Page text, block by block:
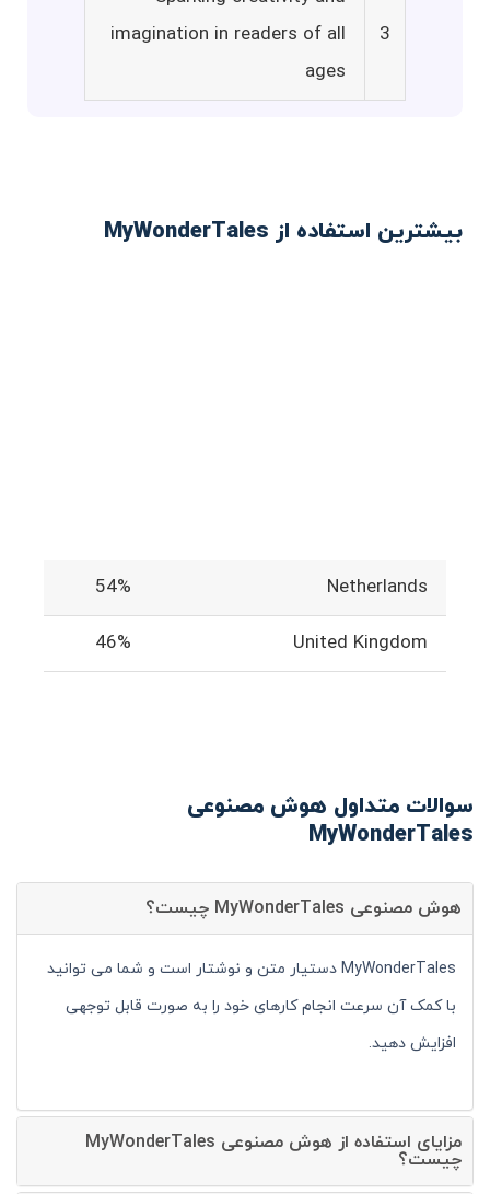
3
imagination in readers of all
ages
بیشترین استفاده از MyWonderTales
Netherlands
54%
United Kingdom
46%
سوالات متداول هوش مصنوعی
MyWonderTales
هوش مصنوعی MyWonderTales چیست؟
MyWonderTales دستیار متن و نوشتار است و شما می توانید
با کمک آن سرعت انجام کارهای خود را به صورت قابل توجهی
افزایش دهید.
مزایای استفاده از هوش مصنوعی MyWonderTales
چیست؟